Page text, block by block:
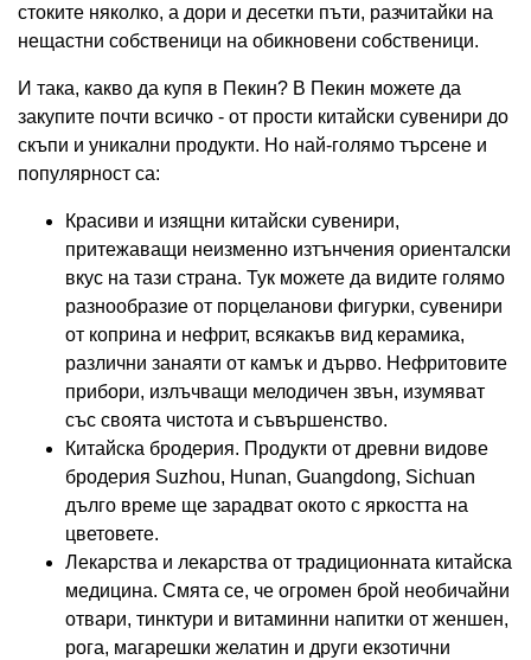
стоките няколко, а дори и десетки пъти, разчитайки на
нещастни собственици на обикновени собственици.
И така, какво да купя в Пекин? В Пекин можете да
закупите почти всичко - от прости китайски сувенири до
скъпи и уникални продукти. Но най-голямо търсене и
популярност са:
Красиви и изящни китайски сувенири,
притежаващи неизменно изтънчения ориенталски
вкус на тази страна. Тук можете да видите голямо
разнообразие от порцеланови фигурки, сувенири
от коприна и нефрит, всякакъв вид керамика,
различни занаяти от камък и дърво. Нефритовите
прибори, излъчващи мелодичен звън, изумяват
със своята чистота и съвършенство.
Китайска бродерия. Продукти от древни видове
бродерия Suzhou, Hunan, Guangdong, Sichuan
дълго време ще зарадват окото с яркостта на
цветовете.
Лекарства и лекарства от традиционната китайска
медицина. Смята се, че огромен брой необичайни
отвари, тинктури и витаминни напитки от женшен,
рога, магарешки желатин и други екзотични